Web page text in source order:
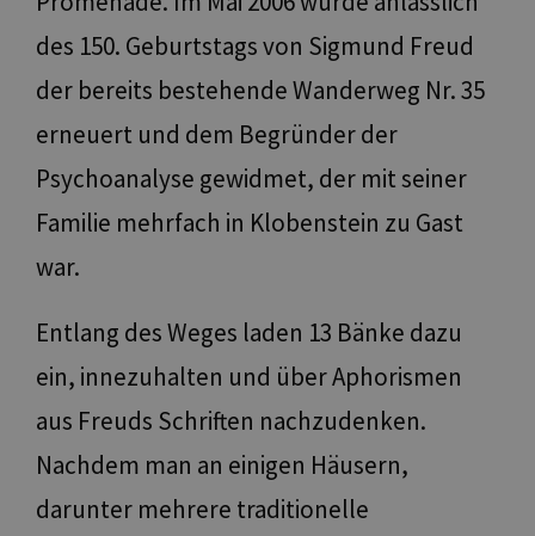
des 150. Geburtstags von Sigmund Freud
der bereits bestehende Wanderweg Nr. 35
erneuert und dem Begründer der
Psychoanalyse gewidmet, der mit seiner
Familie mehrfach in Klobenstein zu Gast
war.
Entlang des Weges laden 13 Bänke dazu
ein, innezuhalten und über Aphorismen
aus Freuds Schriften nachzudenken.
Nachdem man an einigen Häusern,
darunter mehrere traditionelle